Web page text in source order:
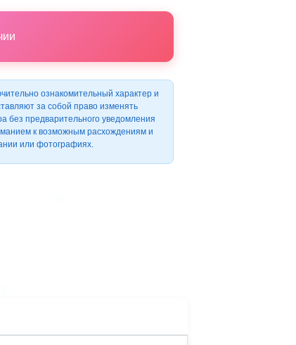
ознакомительный характер и
за собой право изменять
без предварительного уведомления
к возможным расхождениям и
или фотографиях.